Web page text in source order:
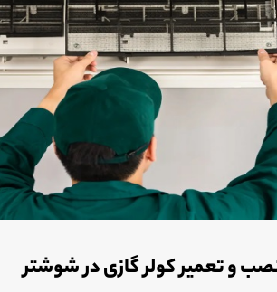
و تعمیر کولر گازی در شوشتر